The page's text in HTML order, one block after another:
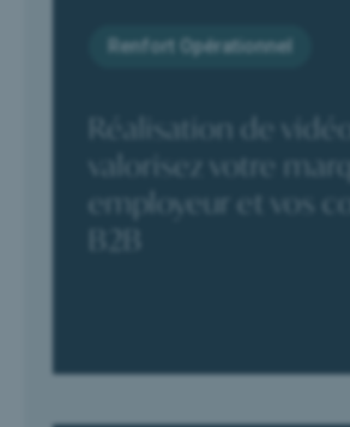
Réalisation de vidéo
valorisez votre
employeur et vos
Renfort Opérationnel